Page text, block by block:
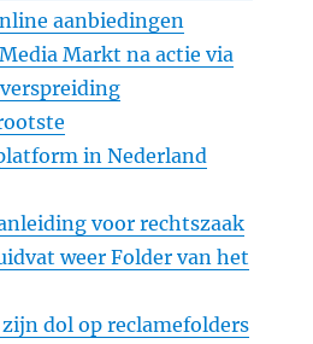
aanbiedingen
Markt na actie via
in Nederland
voor rechtszaak
weer Folder van het
dol op reclamefolders